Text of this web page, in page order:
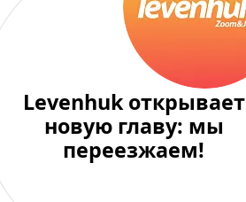
Levenhuk открывает
новую главу: мы
переезжаем!